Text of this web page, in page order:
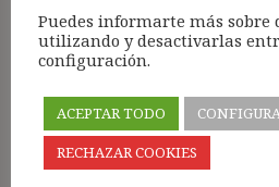
La proliferación de empresas
Inteligencia Artificial
lucro y que se apropian del
llevado a restringir el
a las personas SUSCRITAS.
La suscripción es totalmente
Puedes informarte más sobre
utilizando y desactivarlas
configuración.
ACEPTAR TODO
RECHAZAR COOKIES